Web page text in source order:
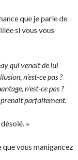
que je parle de
si vous vous
qui venait de lui
n’est-ce pas ?
n’est-ce pas ?
parfaitement.
»
que vous manigancez